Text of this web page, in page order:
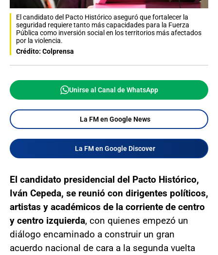
El candidato del Pacto Histórico aseguró que fortalecer la
seguridad requiere tanto más capacidades para la Fuerza
Pública como inversión social en los territorios más afectados
por la violencia.
Crédito: Colprensa
Unirse al Canal de WhatsApp
La FM en Google News
La FM en Google Discover
El candidato presidencial del Pacto Histórico,
Iván Cepeda, se reunió con dirigentes políticos,
artistas y académicos de la corriente de centro
y centro izquierda, con quienes empezó un
diálogo encaminado a construir un gran
acuerdo nacional de cara a la segunda vuelta